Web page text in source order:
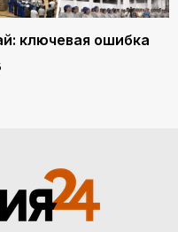
ключевая ошибка